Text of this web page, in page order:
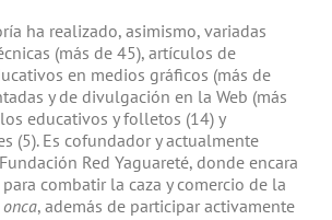
ha realizado, asimismo, variadas
(más de 45), artículos de
en medios gráficos (más de
y de divulgación en la Web (más
educativos y folletos (14) y
(5). Es cofundador y actualmente
Red Yaguareté, donde encara
combatir la caza y comercio de la
, además de participar activamente